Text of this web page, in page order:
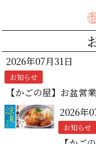
2026年07月31日
お知らせ
【かごの屋】お盆営
2026年
お知らせ